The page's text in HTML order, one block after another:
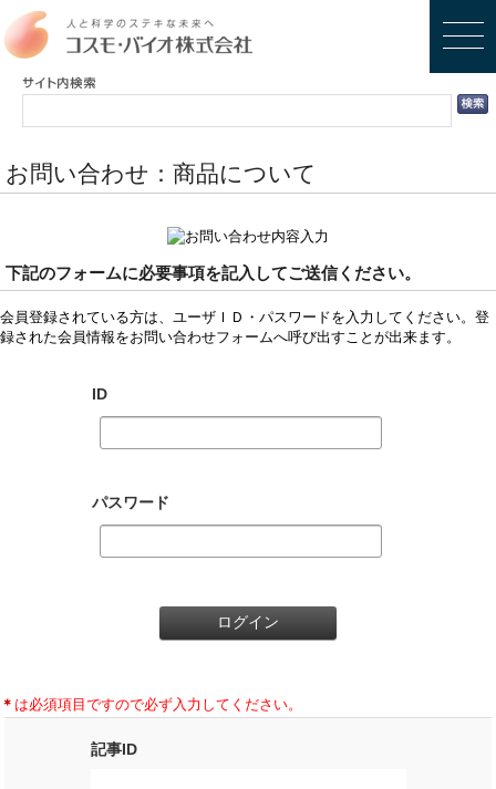
お問い合わせ：商品について
下記のフォームに必要事項を記入してご送信ください。
会員登録されている方は、ユーザＩＤ・パスワードを入力してください。登
録された会員情報をお問い合わせフォームへ呼び出すことが出来ます。
ID
パスワード
＊ は必須項目ですので必ず入力してください。
記事ID